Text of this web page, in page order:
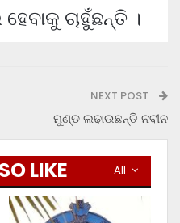
ଚାହୁଁଛନ୍ତି ।
NEXT POST
ମୁଣ୍ଡ ଲଢାଉଛନ୍ତି ନବୀନ
All
LIKE